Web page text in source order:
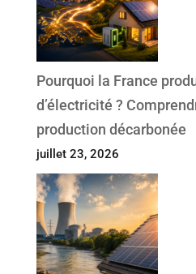
Pourquoi la France
d’électricité ?
production décarbonée
juillet 23, 2026